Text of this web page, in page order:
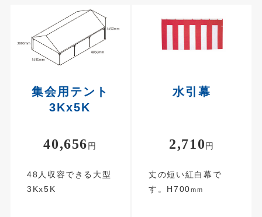
集会用テント
3Kx5K
40,656円
48人収容できる大型
3Kx5K
水引幕
2,710円
丈の短い紅白幕で
す。H700mm